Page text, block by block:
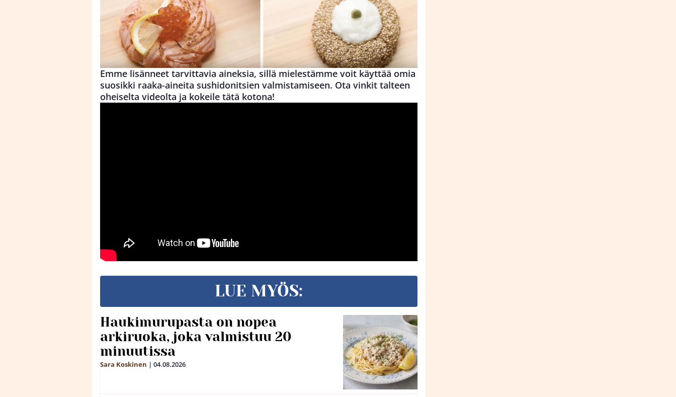
Emme lisänneet tarvittavia aineksia, sillä mielestämme voit käyttää omia
suosikki raaka-aineita sushidonitsien valmistamiseen. Ota vinkit talteen
oheiselta videolta ja kokeile tätä kotona!
LUE MYÖS:
Haukimurupasta on nopea
arkiruoka, joka valmistuu 20
minuutissa
Sara Koskinen | 04.08.2026